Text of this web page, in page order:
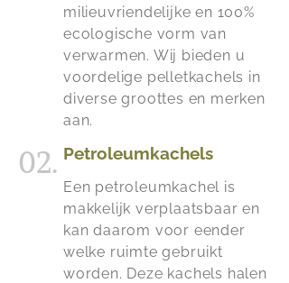
milieuvriendelijke en 100%
ecologische vorm van
verwarmen. Wij bieden u
voordelige pelletkachels in
diverse groottes en merken
aan.
02. Petroleumkachels
Een petroleumkachel is
makkelijk verplaatsbaar en
kan daarom voor eender
welke ruimte gebruikt
worden. Deze kachels halen